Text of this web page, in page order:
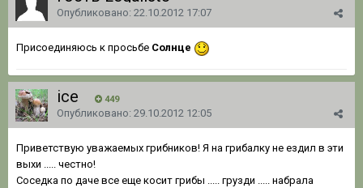
Опубликовано: 22.10.2012 17:07
Присоединяюсь к просьбе Солнце
ice 449
Опубликовано: 29.10.2012 12:05
Приветствую уважаемых грибников! Я на грибалку не ездил в эти
выхи ..... честно!
Соседка по даче все еще косит грибы ..... грузди ..... набрала